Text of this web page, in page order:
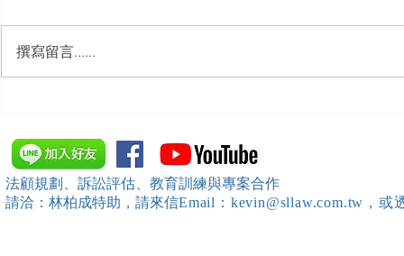
中、南等地辦理（職場霸凌防
治教育訓練）課程 邀請本所律
師團隊擔任講師，課程圓滿完
成~*
撰寫留言......
法顧規劃、訴訟評估、教育訓練與專案合作
請洽：林柏成特助 ，請來信Email：kevin@sllaw.com.tw，